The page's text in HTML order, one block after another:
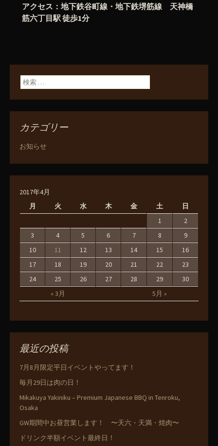
アクセス：地下鉄谷町線・地下鉄堺筋線 天神橋
筋六丁目駅 徒歩1分
検索:
カテゴリー
お知らせ
2017年4月
月
火 水 木 金 土 日
« 3月 5月 »
1
2
3
4 5 6 7 8
9
10
11 12 13 14 15
16
17
18 19 20 21 22
23
24
25 26 27 28 29 30
最近の投稿
7月8月限定平日イベントやってます！
毎月29日は肉の日！
Mikakuya Yakiniku – Premium Japanese BBQ in Tenroku,
Osaka
GW期間中お昼営業します！ 〜天六・天満・焼肉〜
ドリンク半額イベント最終日！